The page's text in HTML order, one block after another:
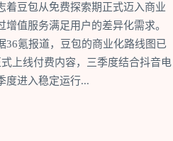
着豆包从免费探索期正式迈入商业
值服务满足用户的差异化需求。
36氪报道，豆包的商业化路线图已
上线付费内容，三季度结合抖音电
度进入稳定运行...